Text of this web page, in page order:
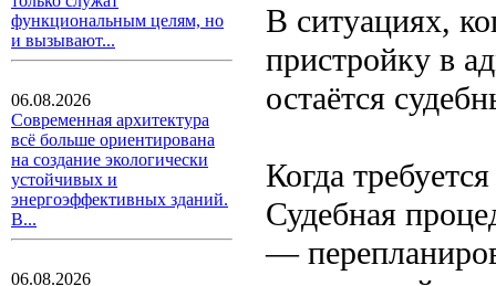
функциональным целям, но
и вызывают...
06.08.2026
Современная архитектура
всё больше ориентирована
на создание экологически
устойчивых и
энергоэффективных зданий.
В...
06.08.2026
В ситуациях,
пристройку в
остаётся
Когда
Судебная
—